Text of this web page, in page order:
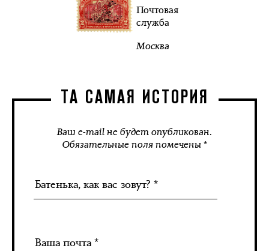
Почтовая
служба
Москва
ТА САМАЯ ИСТОРИЯ
Ваш e-mail не будет опубликован.
Обязательные поля помечены *